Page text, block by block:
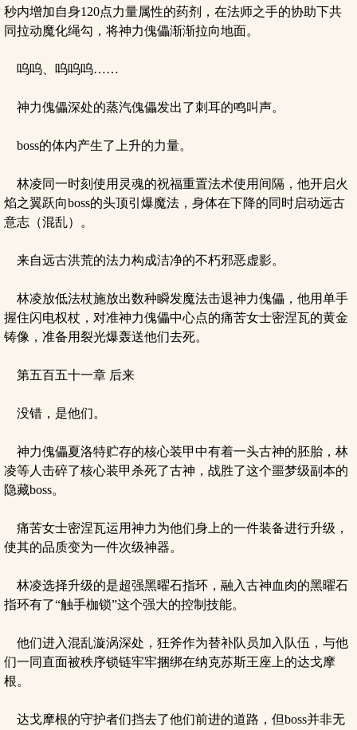
秒内增加自身120点力量属性的药剂，在法师之手的协助下共
同拉动魔化绳勾，将神力傀儡渐渐拉向地面。
呜呜、呜呜呜……
神力傀儡深处的蒸汽傀儡发出了刺耳的鸣叫声。
boss的体内产生了上升的力量。
林凌同一时刻使用灵魂的祝福重置法术使用间隔，他开启火
焰之翼跃向boss的头顶引爆魔法，身体在下降的同时启动远古
意志（混乱）。
来自远古洪荒的法力构成洁净的不朽邪恶虚影。
林凌放低法杖施放出数种瞬发魔法击退神力傀儡，他用单手
握住闪电权杖，对准神力傀儡中心点的痛苦女士密涅瓦的黄金
铸像，准备用裂光爆轰送他们去死。
第五百五十一章 后来
没错，是他们。
神力傀儡夏洛特贮存的核心装甲中有着一头古神的胚胎，林
凌等人击碎了核心装甲杀死了古神，战胜了这个噩梦级副本的
隐藏boss。
痛苦女士密涅瓦运用神力为他们身上的一件装备进行升级，
使其的品质变为一件次级神器。
林凌选择升级的是超强黑曜石指环，融入古神血肉的黑曜石
指环有了“触手枷锁”这个强大的控制技能。
他们进入混乱漩涡深处，狂斧作为替补队员加入队伍，与他
们一同直面被秩序锁链牢牢捆绑在纳克苏斯王座上的达戈摩
根。
达戈摩根的守护者们挡去了他们前进的道路，但boss并非无